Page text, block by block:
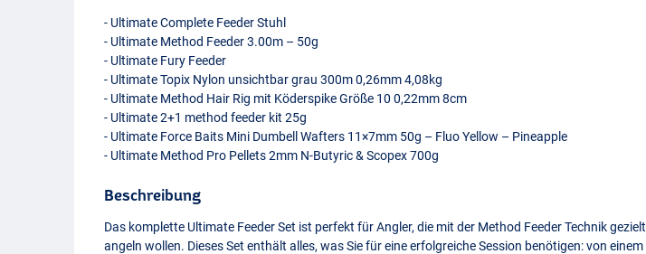
- Ultimate Complete Feeder Stuhl
- Ultimate Method Feeder 3.00m – 50g
- Ultimate Fury Feeder
- Ultimate Topix Nylon unsichtbar grau 300m 0,26mm 4,08kg
- Ultimate Method Hair Rig mit Köderspike Größe 10 0,22mm 8cm
- Ultimate 2+1 method feeder kit 25g
- Ultimate Force Baits Mini Dumbell Wafters 11×7mm 50g – Fluo Yellow – Pineapple
- Ultimate Method Pro Pellets 2mm N-Butyric & Scopex 700g
Beschreibung
Das komplette Ultimate Feeder Set ist perfekt für Angler, die mit der Method Feeder Technik gezielt
angeln wollen. Dieses Set enthält alles, was Sie für eine erfolgreiche Session benötigen: von einem